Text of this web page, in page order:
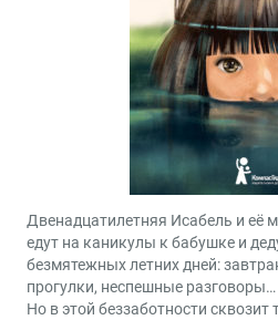
Двенадцатилетняя Исабель и её
едут на каникулы к бабушке и
безмятежных летних дней:
прогулки, неспешные разговоры…
Но в этой беззаботности сквозит